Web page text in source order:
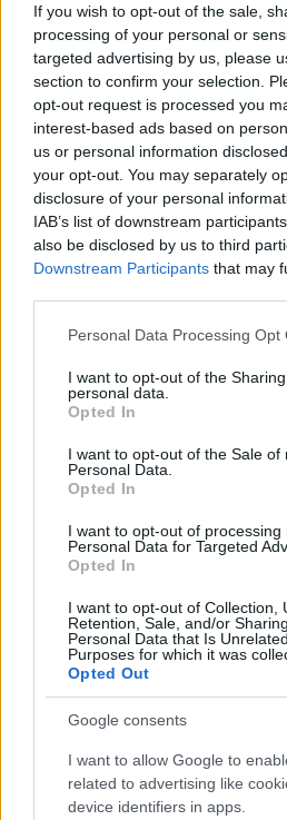
If you wish to opt-out of the sale,
processing of your personal or
targeted advertising by us, please
section to confirm your selection.
opt-out request is processed you
interest-based ads based on
us or personal information
your opt-out. You may separately
disclosure of your personal
IAB’s list of downstream
also be disclosed by us to third
Downstream Participants that may
Please note that this website/app
not limited to your visit or usage
grant or deny consent to Google
use your data for below specified
consent section.
Personal Data Processing Opt
I want to opt-out of the
personal data.
Opted In
I want to opt-out of the Sale of
Personal Data.
Opted In
I want to opt-out of processing
Personal Data for Targeted
Opted In
I want to opt-out of Collection,
Retention, Sale, and/or
Personal Data that Is
Purposes for which it was
Opted Out
Google consents
I want to allow Google to
related to advertising like
device identifiers in apps.
Kérdezz a BKV-tól!
BKV figyelő.hu•2009. április 06.
Miért nincs beléptető kapu a
pénzt költenek egy évben
szükség több alvállalkozóra?
rendesen takarítva a buszok?
hasonló kérded van? Tedd
hozzászólások között, vagy
BKV: Természetes,
az új metrókon
BKV figyelő.hu•2009. április 03.
a napokban megvizsgálták az
amelyek a 2-es és a leendő 4-
felfüggesztették, miután
hibákat találtak: a kezükben…
Megjavították a
visszaküldött buszt
BKV figyelő.hu
A reggeli „Azonnal garázsba
című bejegyzésemre ma
válasza is. A buszt